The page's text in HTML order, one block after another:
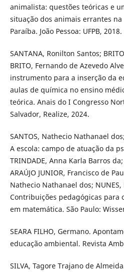
animalista: questões teóricas e
situação dos animais errantes
Paraíba. João Pessoa: UFPB, 2018.
SANTANA, Ronilton Santos;
BRITO, Fernando de Azevedo
instrumento para a inserção da
aulas de química no ensino
teórica. Anais do I Congresso
Salvador, Realize, 2024.
SANTOS, Nathecio Nathanael
A escola: campo de atuação da
TRINDADE, Anna Karla Barros
ARAÚJO JUNIOR, Francisco de
Nathecio Nathanael dos;
Contribuições pedagógicas para
em matemática. São Paulo:
SEARA FILHO, Germano.
educação ambiental. Revista
SILVA, Tagore Trajano de